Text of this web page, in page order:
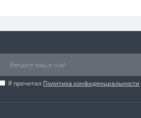
Я прочитал Политика конфиденциальности